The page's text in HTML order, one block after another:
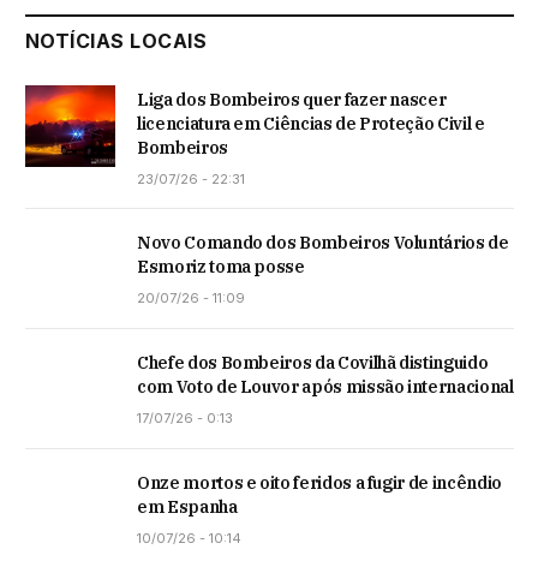
NOTÍCIAS LOCAIS
Liga dos Bombeiros quer fazer nascer
licenciatura em Ciências de Proteção Civil e
Bombeiros
23/07/26 - 22:31
Novo Comando dos Bombeiros Voluntários de
Esmoriz toma posse
20/07/26 - 11:09
Chefe dos Bombeiros da Covilhã distinguido
com Voto de Louvor após missão internacional
17/07/26 - 0:13
Onze mortos e oito feridos a fugir de incêndio
em Espanha
10/07/26 - 10:14